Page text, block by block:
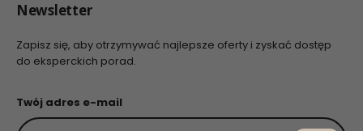
Newsletter
Zapisz się, aby otrzymywać najlepsze oferty i zyskać dostęp
do eksperckich porad.
Twój adres e-mail